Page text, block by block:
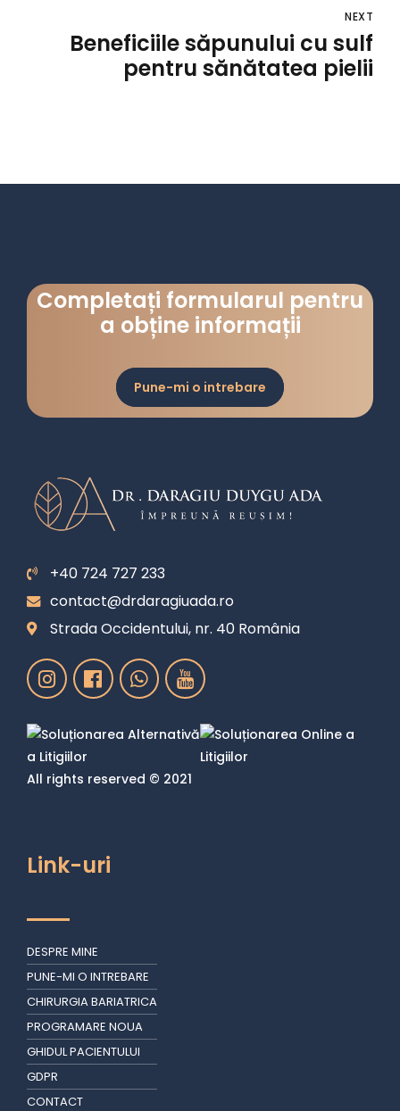
NEXT
Beneficiile săpunului cu sulf
pentru sănătatea pielii
Completați formularul pentru
a obține informații
Pune-mi o intrebare
+40 724 727 233
contact@drdaragiuada.ro
Strada Occidentului, nr. 40 România
All rights reserved © 2021
Link-uri
DESPRE MINE
PUNE-MI O INTREBARE
CHIRURGIA BARIATRICA
PROGRAMARE NOUA
GHIDUL PACIENTULUI
GDPR
CONTACT